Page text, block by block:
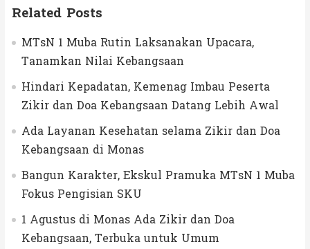
Related Posts
MTsN 1 Muba Rutin Laksanakan Upacara,
Tanamkan Nilai Kebangsaan
Hindari Kepadatan, Kemenag Imbau Peserta
Zikir dan Doa Kebangsaan Datang Lebih Awal
Ada Layanan Kesehatan selama Zikir dan Doa
Kebangsaan di Monas
Bangun Karakter, Ekskul Pramuka MTsN 1 Muba
Fokus Pengisian SKU
1 Agustus di Monas Ada Zikir dan Doa
Kebangsaan, Terbuka untuk Umum